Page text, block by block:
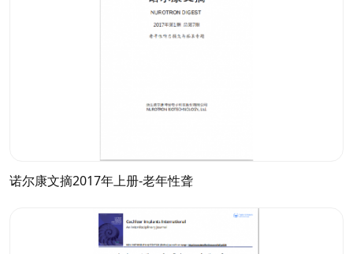
诺尔康文摘2017年上册-老年性聋